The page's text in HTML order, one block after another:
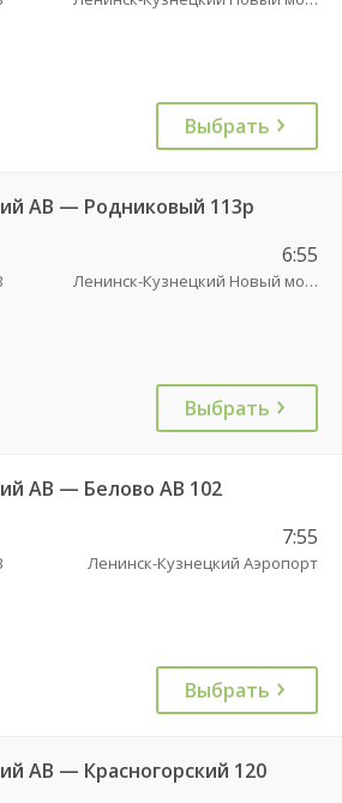
Выбрать
АВ — Родниковый 113р
6:55
Ленинск-Кузнецкий Новый мост
Выбрать
АВ — Белово АВ 102
7:55
Ленинск-Кузнецкий Аэропорт
Выбрать
АВ — Красногорский 120